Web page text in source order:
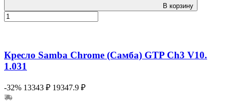
В корзину
Кресло Samba Chrome (Самба) GTP Ch3 V10.
1.031
-32% 13343 ₽ 19347.9 ₽